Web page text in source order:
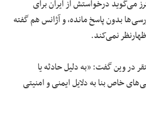
می‌گوید درخواستش از ایران برای
بدون پاسخ مانده، و آژانس هم گفته
نمی‌کند.
در وین گفت:‌ «به دلیل حادثه یا
خاص بنا به دلایل ایمنی و امنیتی